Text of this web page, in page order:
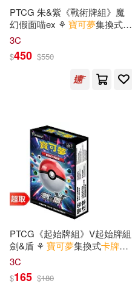
PTCG 朱&紫《戰術牌組》魔
幻假面喵ex ⚘ 寶可夢集換式卡
牌遊戲 ⚘
3C
$450 $550
PTCG《起始牌組》V起始牌組
劍&盾 ⚘ 寶可夢集換式卡牌遊
戲 ⚘
3C
$165 $180